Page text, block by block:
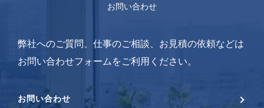
お問い合わせ
弊社へのご質問、仕事のご相談、お見積の依頼などは
お問い合わせフォームをご利用ください。
お問い合わせ